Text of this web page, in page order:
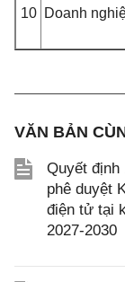
10 Doanh
VĂN BẢN
Quyết định
phê duyệt
điện tử tại
2027-2030